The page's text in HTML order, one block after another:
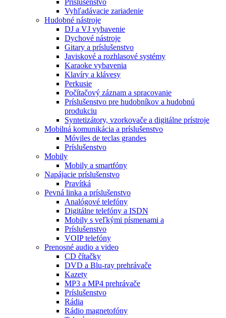
Vyhľadávacie zariadenie
Hudobné nástroje
DJ a VJ vybavenie
Dychové nástroje
Gitary a príslušenstvo
Javiskové a rozhlasové systémy
Karaoke vybavenia
Klavíry a klávesy
Perkusie
Počítačový záznam a spracovanie
Príslušenstvo pre hudobníkov a hudobnú
produkciu
Syntetizátory, vzorkovače a digitálne prístroje
Mobilná komunikácia a príslušenstvo
Móviles de teclas grandes
Príslušenstvo
Mobily
Mobily a smartfóny
Napájacie príslušenstvo
Pravítká
Pevná linka a príslušenstvo
Analógové telefóny
Digitálne telefóny a ISDN
Mobily s veľkými písmenami a
Príslušenstvo
VOIP telefóny
Prenosné audio a video
CD čítačky
DVD a Blu-ray prehrávače
Kazety
MP3 a MP4 prehrávače
Príslušenstvo
Rádia
Rádio magnetofóny